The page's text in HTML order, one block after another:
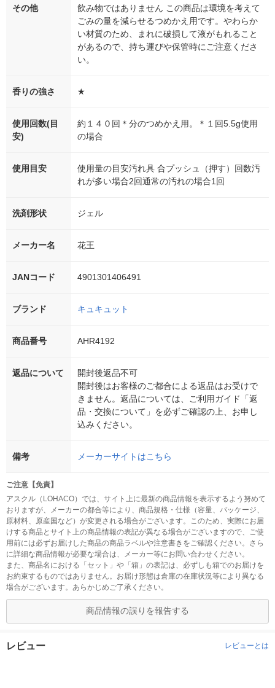
その他
飲み物ではありません この商品は環境を考えて
ごみの量を減らせるつめかえ用です。やわらか
い材質のため、まれに破損して液がもれること
があるので、持ち運びや保管時にご注意くださ
い。
香りの強さ ★
使用回数(目
安)
約１４０回＊分のつめかえ用。＊１回5.5g使用
の場合
使用目安
使用量の目安汚れ具 合プッシュ（押す）回数汚
れが多い場合2回通常の汚れの場合1回
洗剤形状 ジェル
メーカー名 花王
JANコード 4901301406491
ブランド キュキュット
商品番号 AHR4192
返品について
開封後返品不可
開封後はお客様のご都合による返品はお受けで
きません。返品については、ご利用ガイド「返
品・交換について」を必ずご確認の上、お申し
込みください。
備考 メーカーサイトはこちら
ご注意【免責】
アスクル（LOHACO）では、サイト上に最新の商品情報を表示するよう努めて
おりますが、メーカーの都合等により、商品規格・仕様（容量、パッケージ、
原材料、原産国など）が変更される場合がございます。このため、実際にお届
けする商品とサイト上の商品情報の表記が異なる場合がございますので、ご使
用前には必ずお届けした商品の商品ラベルや注意書きをご確認ください。さら
に詳細な商品情報が必要な場合は、メーカー等にお問い合わせください。
また、商品名における「セット」や「箱」の表記は、必ずしも箱でのお届けを
お約束するものではありません。お届け形態は倉庫の在庫状況等により異なる
場合がございます。あらかじめご了承ください。
商品情報の誤りを報告する
レビュー レビューとは